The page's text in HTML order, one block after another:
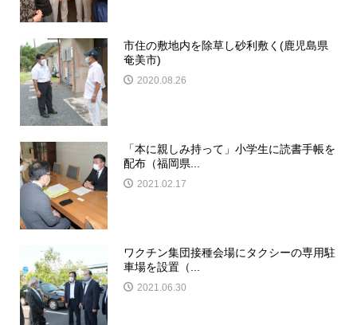
市住の敷地内を除草し砂利敷く(鹿児島県
奄美市)
2020.08.26
「本に親しみ持って」小学生に読書手帳を
配布（福岡県...
2021.02.17
ワクチン集団接種会場にタクシーの専用駐
車場を設置（...
2021.06.30